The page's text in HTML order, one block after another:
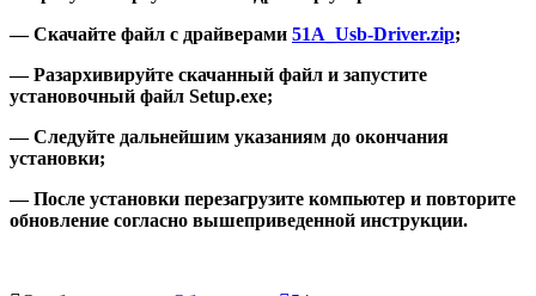
— Скачайте файл с драйверами 51A_Usb-Driver.zip;
— Разархивируйте скачанный файл и запустите
установочный файл Setup.exe;
— Следуйте дальнейшим указаниям до окончания
установки;
— После установки перезагрузите компьютер и повторите
обновление согласно вышеприведенной инструкции.